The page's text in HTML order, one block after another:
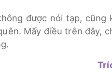
được nói tạp, cũng
Mấy điều trên đây,